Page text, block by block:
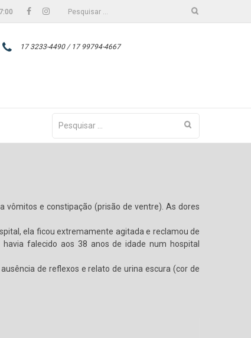
FacebookInstagram
Pesquisar
17 3233-4490 / 17 99794-4667
por:
vômitos e constipação (prisão de ventre). As dores
ela ficou extremamente agitada e reclamou de
falecido aos 38 anos de idade num hospital
de reflexos e relato de urina escura (cor de